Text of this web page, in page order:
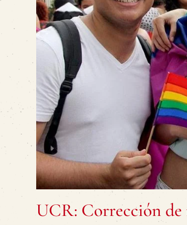
UCR: Corrección